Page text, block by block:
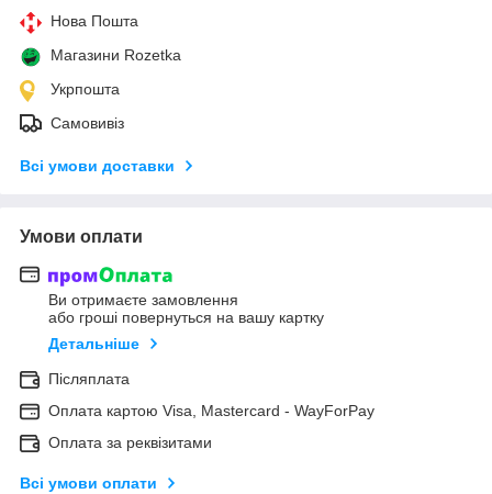
Нова Пошта
Магазини Rozetka
Укрпошта
Самовивіз
Всі умови доставки
Умови оплати
Ви отримаєте замовлення
або гроші повернуться на вашу картку
Детальніше
Післяплата
Оплата картою Visa, Mastercard - WayForPay
Оплата за реквізитами
Всі умови оплати